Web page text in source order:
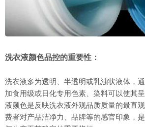
洗衣液颜色品控的重要性：
洗衣液多为透明、半透明或乳浊状液体，
加食用级或日化专用色素、染料可以使其
液颜色是反映洗衣液外观品质质量的最直
费者对产品洁净力、品牌等的感官印象，